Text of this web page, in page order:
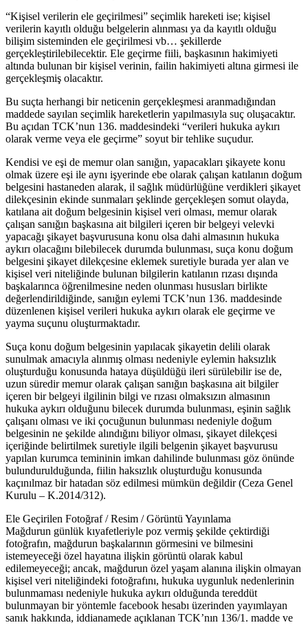
“Kişisel verilerin ele geçirilmesi” seçimlik hareketi ise; kişisel
verilerin kayıtlı olduğu belgelerin alınması ya da kayıtlı olduğu
bilişim sisteminden ele geçirilmesi vb… şekillerde
gerçekleştirilebilecektir. Ele geçirme fiili, başkasının hakimiyeti
altında bulunan bir kişisel verinin, failin hakimiyeti altına girmesi ile
gerçekleşmiş olacaktır.
Bu suçta herhangi bir neticenin gerçekleşmesi aranmadığından
maddede sayılan seçimlik hareketlerin yapılmasıyla suç oluşacaktır.
Bu açıdan TCK’nun 136. maddesindeki “verileri hukuka aykırı
olarak verme veya ele geçirme” soyut bir tehlike suçudur.
Kendisi ve eşi de memur olan sanığın, yapacakları şikayete konu
olmak üzere eşi ile aynı işyerinde ebe olarak çalışan katılanın doğum
belgesini hastaneden alarak, il sağlık müdürlüğüne verdikleri şikayet
dilekçesinin ekinde sunmaları şeklinde gerçekleşen somut olayda,
katılana ait doğum belgesinin kişisel veri olması, memur olarak
çalışan sanığın başkasına ait bilgileri içeren bir belgeyi velevki
yapacağı şikayet başvurusuna konu olsa dahi almasının hukuka
aykırı olacağını bilebilecek durumda bulunması, suça konu doğum
belgesini şikayet dilekçesine eklemek suretiyle burada yer alan ve
kişisel veri niteliğinde bulunan bilgilerin katılanın rızası dışında
başkalarınca öğrenilmesine neden olunması hususları birlikte
değerlendirildiğinde, sanığın eylemi TCK’nun 136. maddesinde
düzenlenen kişisel verileri hukuka aykırı olarak ele geçirme ve
yayma suçunu oluşturmaktadır.
Suça konu doğum belgesinin yapılacak şikayetin delili olarak
sunulmak amacıyla alınmış olması nedeniyle eylemin haksızlık
oluşturduğu konusunda hataya düşüldüğü ileri sürülebilir ise de,
uzun süredir memur olarak çalışan sanığın başkasına ait bilgiler
içeren bir belgeyi ilgilinin bilgi ve rızası olmaksızın almasının
hukuka aykırı olduğunu bilecek durumda bulunması, eşinin sağlık
çalışanı olması ve iki çocuğunun bulunması nedeniyle doğum
belgesinin ne şekilde alındığını biliyor olması, şikayet dilekçesi
içeriğinde belirtilmek suretiyle ilgili belgenin şikayet başvurusu
yapılan kurumca temininin imkan dahilinde bulunması göz önünde
bulundurulduğunda, fiilin haksızlık oluşturduğu konusunda
kaçınılmaz bir hatadan söz edilmesi mümkün değildir (Ceza Genel
Kurulu – K.2014/312).
Ele Geçirilen Fotoğraf / Resim / Görüntü Yayınlama
Mağdurun günlük kıyafetleriyle poz vermiş şekilde çektirdiği
fotoğrafın, mağdurun başkalarının görmesini ve bilmesini
istemeyeceği özel hayatına ilişkin görüntü olarak kabul
edilemeyeceği; ancak, mağdurun özel yaşam alanına ilişkin olmayan
kişisel veri niteliğindeki fotoğrafını, hukuka uygunluk nedenlerinin
bulunmaması nedeniyle hukuka aykırı olduğunda tereddüt
bulunmayan bir yöntemle facebook hesabı üzerinden yayımlayan
sanık hakkında, iddianamede açıklanan TCK’nın 136/1. madde ve